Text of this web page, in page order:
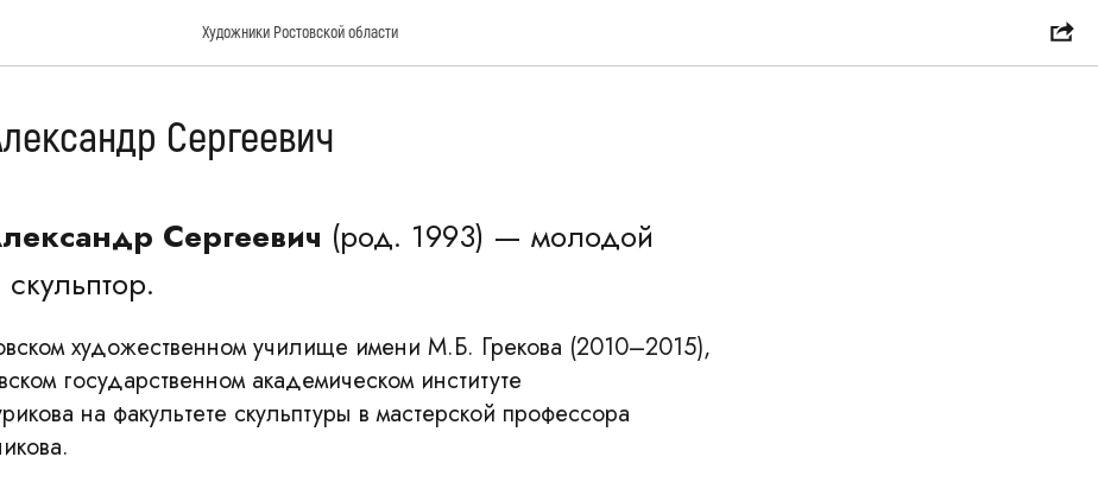
Художники Ростовской области
Сергеевич
Сергеевич (род. 1993) — молодой
художественном училище имени М.Б. Грекова (2010–2015),
государственном академическом институте
на факультете скульптуры в мастерской профессора